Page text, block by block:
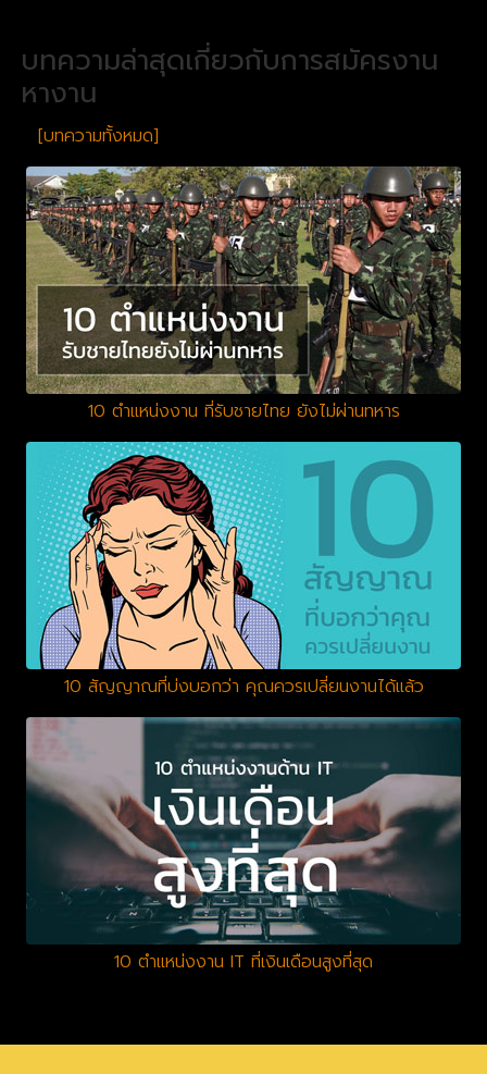
บทความล่าสุดเกี่ยวกับการสมัครงาน
หางาน
[บทความทั้งหมด]
10 ตำแหน่งงาน ที่รับชายไทย ยังไม่ผ่านทหาร
10 สัญญาณที่บ่งบอกว่า คุณควรเปลี่ยนงานได้แล้ว
10 ตำแหน่งงาน IT ที่เงินเดือนสูงที่สุด